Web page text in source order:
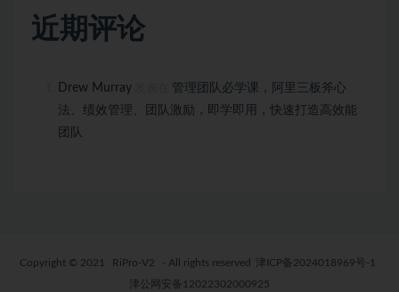
近期评论
Drew Murray
管理团队必学课，阿里三板斧心
法、绩效管理、团队激励，即学即用，快速打造高效能
团队
Copyright © 2021 RiPro-V2 - All rights reserved
津ICP备2024018969号-1
津公网安备12022302000925